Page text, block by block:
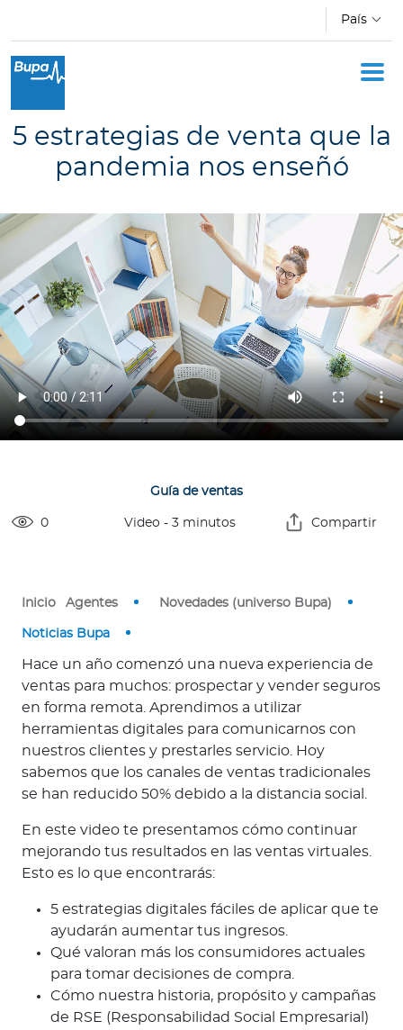
País
Oficina Móvil
Acerca de Bupa
Cotizador
Ingresar a Mi Bupa
Para Clientes
Para Agentes
5 estrategias de venta que la
pandemia nos enseñó
Guía de ventas
0 Video -3 minutos Compartir
Inicio Agentes Novedades (universo Bupa)
Noticias Bupa
Hace un año comenzó una nueva experiencia de
ventas para muchos: prospectar y vender seguros
en forma remota. Aprendimos a utilizar
herramientas digitales para comunicarnos con
nuestros clientes y prestarles servicio. Hoy
sabemos que los canales de ventas tradicionales
se han reducido 50% debido a la distancia social.
En este video te presentamos cómo continuar
mejorando tus resultados en las ventas virtuales.
Esto es lo que encontrarás:
5 estrategias digitales fáciles de aplicar que te
ayudarán aumentar tus ingresos.
Qué valoran más los consumidores actuales
para tomar decisiones de compra.
Cómo nuestra historia, propósito y campañas
de RSE (Responsabilidad Social Empresarial)